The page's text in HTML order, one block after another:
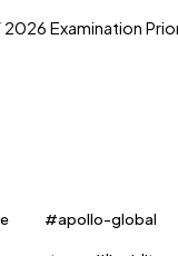
2026 Examination
#apollo-global